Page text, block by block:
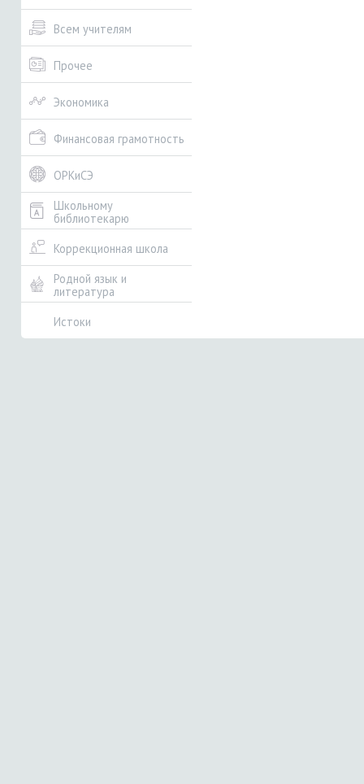
Всем учителям
Прочее
Экономика
Финансовая грамотность
ОРКиСЭ
Школьному
библиотекарю
Коррекционная школа
Родной язык и
литература
Истоки